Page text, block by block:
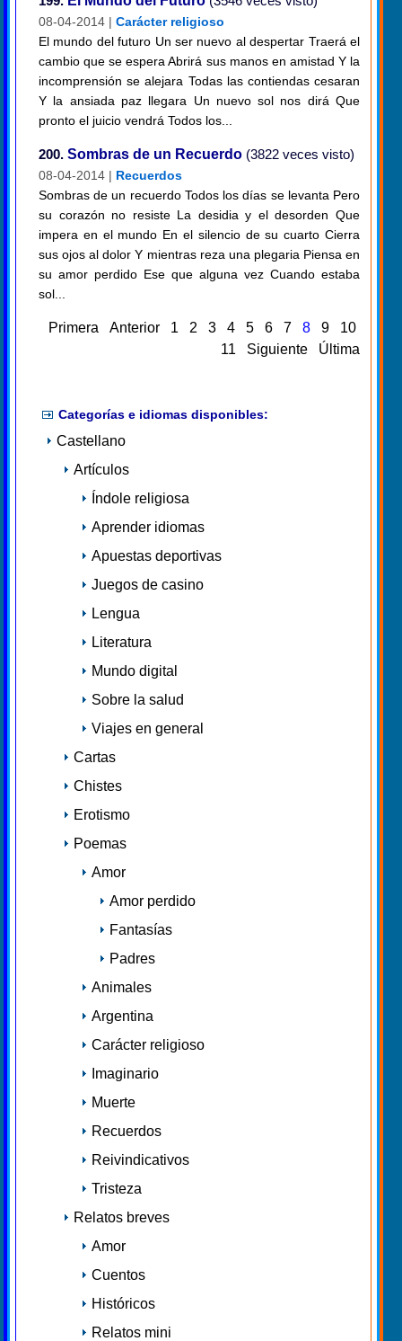
08-04-2014 | Carácter religioso
El mundo del futuro Un ser nuevo al despertar Traerá el
cambio que se espera Abrirá sus manos en amistad Y la
incomprensión se alejara Todas las contiendas cesaran
Y la ansiada paz llegara Un nuevo sol nos dirá Que
pronto el juicio vendrá Todos los...
200. Sombras de un Recuerdo (3822 veces visto)
08-04-2014 | Recuerdos
Sombras de un recuerdo Todos los días se levanta Pero
su corazón no resiste La desidia y el desorden Que
impera en el mundo En el silencio de su cuarto Cierra
sus ojos al dolor Y mientras reza una plegaria Piensa en
su amor perdido Ese que alguna vez Cuando estaba
sol...
Primera Anterior 1 2 3 4 5 6 7 8 9
10
11
Siguiente Última
Categorías e idiomas disponibles:
Castellano
Artículos
Índole religiosa
Aprender idiomas
Apuestas deportivas
Juegos de casino
Lengua
Literatura
Mundo digital
Sobre la salud
Viajes en general
Cartas
Chistes
Erotismo
Poemas
Amor
Amor perdido
Fantasías
Padres
Animales
Argentina
Carácter religioso
Imaginario
Muerte
Recuerdos
Reivindicativos
Tristeza
Relatos breves
Amor
Cuentos
Históricos
Relatos mini